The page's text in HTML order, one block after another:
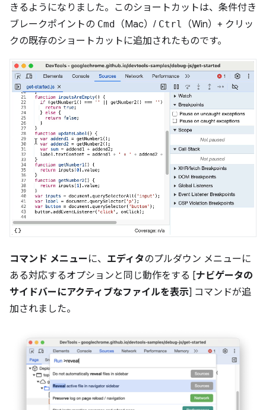
きるようになりました。このショートカットは、条件付き
ブレークポイントの Cmd （Mac）/ Ctrl
（Win）+ クリッ
クの既存のショートカットに追加されたものです。
コマンド メニュー に、 エディタのプルダウン メニューに
ある対応するオプションと同じ動作をする [ナビゲータの
サイドバーにアクティブなファイルを表示] コマンドが追
加されました。